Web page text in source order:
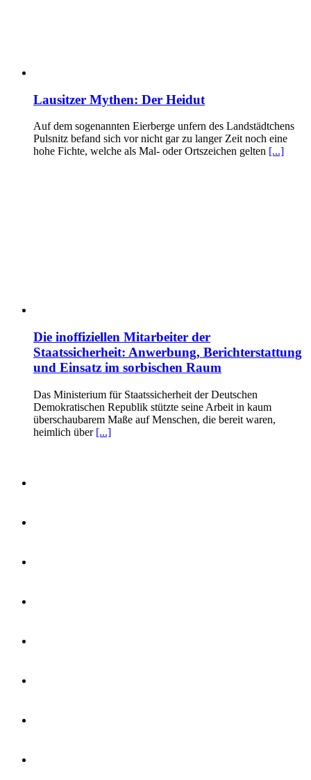
Lausitzer Mythen: Der Heidut
Auf dem sogenannten Eierberge unfern des Landstädtchens
Pulsnitz befand sich vor nicht gar zu langer Zeit noch eine
hohe Fichte, welche als Mal- oder Ortszeichen gelten [...]
Die inoffiziellen Mitarbeiter der
Staatssicherheit: Anwerbung, Berichterstattung
und Einsatz im sorbischen Raum
Das Ministerium für Staatssicherheit der Deutschen
Demokratischen Republik stützte seine Arbeit in kaum
überschaubarem Maße auf Menschen, die bereit waren,
heimlich über [...]